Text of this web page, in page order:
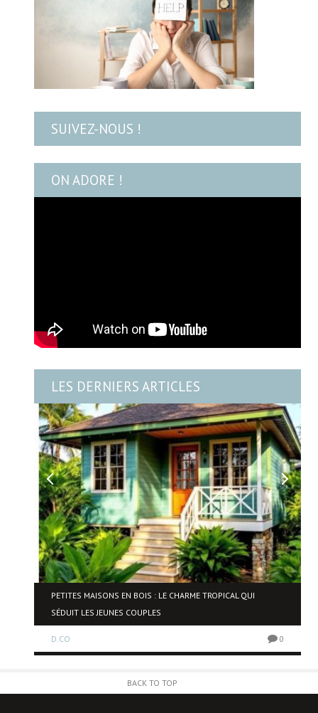
SUIVEZ-NOUS !
ON ADORE !
LES DERNIERS ARTICLES
PETITES MAISONS EN BOIS : LE CHARME TROPICAL QUI
SÉDUIT LES JEUNES COUPLES
D.CO 0
BACK TO TOP